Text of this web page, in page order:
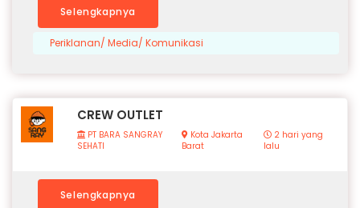
Selengkapnya
Periklanan/ Media/ Komunikasi
CREW OUTLET
PT BARA SANGRAY
SEHATI
Kota Jakarta
Barat
2 hari yang
lalu
Selengkapnya